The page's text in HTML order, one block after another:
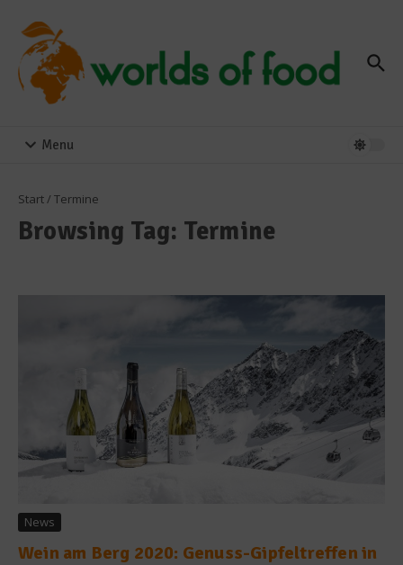
Menu
Start/ Termine
Browsing Tag: Termine
News
Wein am Berg 2020: Genuss-Gipfeltreffen in